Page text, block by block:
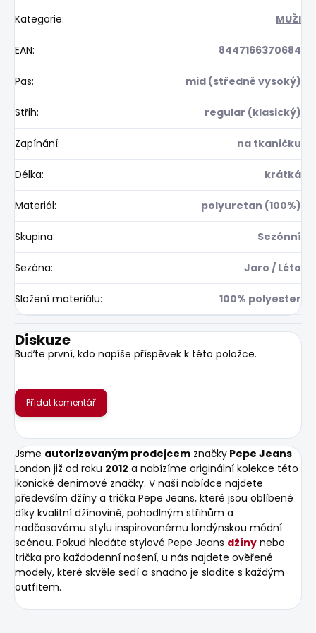
Kategorie: MUŽI
EAN: 8447166370684
Pas: mid (středně vysoký)
Střih: regular (klasický)
Zapínání: na tkaničku
Délka: krátká
Materiál: polyuretan (100%)
Skupina: Sezónní
Sezóna: Jaro / Léto
Složení materiálu: 100% polyester
Diskuze
Buďte první, kdo napíše příspěvek k této položce.
Přidat komentář
Jsme autorizovaným prodejcem značky Pepe Jeans
London již od roku 2012 a nabízíme originální kolekce této
ikonické denimové značky. V naší nabídce najdete
především džíny a trička Pepe Jeans, které jsou oblíbené
díky kvalitní džínovině, pohodlným střihům a
nadčasovému stylu inspirovanému londýnskou módní
scénou. Pokud hledáte stylové Pepe Jeans džíny nebo
trička pro každodenní nošení, u nás najdete ověřené
modely, které skvěle sedí a snadno je sladíte s každým
outfitem.